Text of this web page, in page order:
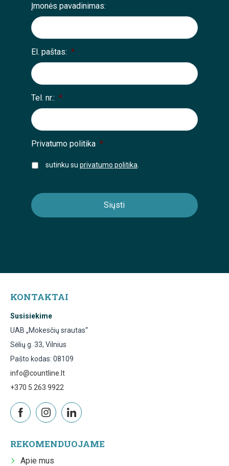
Įmonės pavadinimas:
El. paštas: *
Tel. nr.: *
Privatumo politika *
sutinku su privatumo politika
KONTAKTAI
Susisiekime
UAB „Mokesčių srautas“
Sėlių g. 33, Vilnius
Pašto kodas: 08109
info@countline.lt
+370 5 263 9922
REKOMENDUOJAME
Apie mus